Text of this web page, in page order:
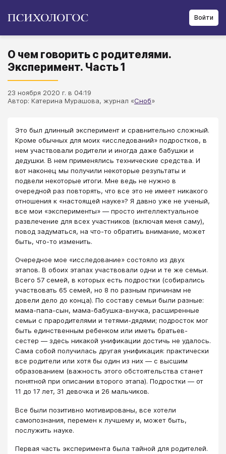
Войти
О чем говорить с родителями.
Эксперимент. Часть 1
23 ноября 2020 г. в 04:19
Автор: Катерина Мурашова, журнал «Сноб»
Это был длинный эксперимент и сравнительно сложный.
Кроме обычных для моих «исследований» подростков, в
нем участвовали родители и иногда даже бабушки и
дедушки. В нем применялись технические средства. И
вот наконец мы получили некоторые результаты и
подвели некоторые итоги. Мне ведь не нужно в
очередной раз повторять, что все это не имеет никакого
отношения к «настоящей науке»? Я давно уже не ученый,
все мои «эксперименты» — просто интеллектуальное
развлечение для всех участников (включая меня саму),
повод задуматься, на что-то обратить внимание, может
быть, что-то изменить.
Очередное мое «исследование» состояло из двух
этапов. В обоих этапах участвовали одни и те же семьи.
Всего 57 семей, в которых есть подростки (собирались
участвовать 65 семей, но 8 по разным причинам не
довели дело до конца). По составу семьи были разные:
мама-папа-сын, мама-бабушка-внучка, расширенные
семьи с прародителями и тетями-дядями; подросток мог
быть единственным ребенком или иметь братьев-
сестер — здесь никакой унификации достичь не удалось.
Сама собой получилась другая унификация: практически
все родители или хотя бы один из них — с высшим
образованием (важность этого обстоятельства станет
понятной при описании второго этапа). Подростки — от
11 до 17 лет, 31 девочка и 26 мальчиков.
Все были позитивно мотивированы, все хотели
самопознания, перемен к лучшему и, может быть,
послужить науке.
Первая часть эксперимента была тайной для родителей.